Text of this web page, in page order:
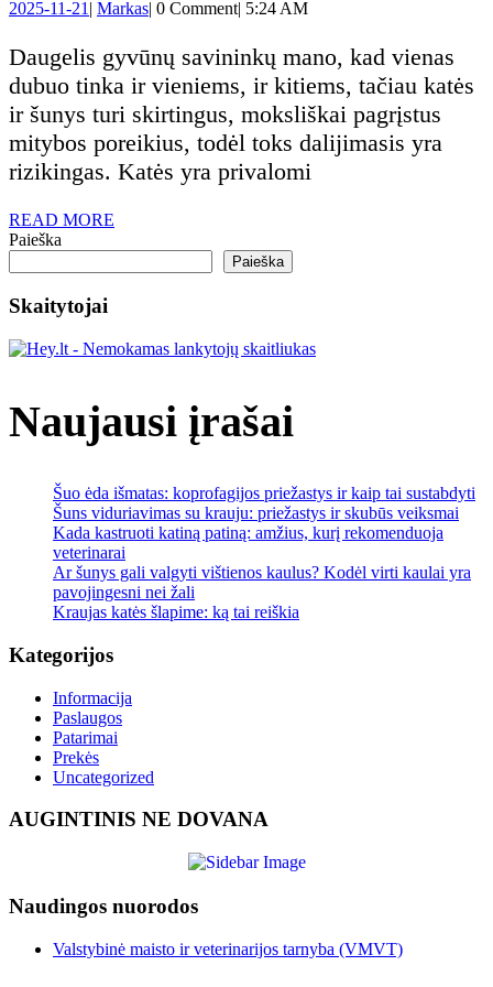
katę
ir
šunį
šerti
tuo
maistu:
tiesa,
kurią
turėtų
žinoti
kiekvienas
2025-11-21 2025-
| MarkasMarkas
| 0 Comment| 5:24 AM
Daugelis gyvūnų savininkų mano, kad vienas
dubuo tinka ir vieniems, ir kitiems, tačiau katės
ir šunys turi skirtingus, moksliškai pagrįstus
mitybos poreikius, todėl toks dalijimasis yra
rizikingas. Katės yra privalomi
READ MORE
Paieška
Paieška
Skaitytojai
Naujausi įrašai
Šuo ėda išmatas: koprofagijos priežastys ir kaip tai sustabdyti
Šuns viduriavimas su krauju: priežastys ir skubūs veiksmai
Kada kastruoti katiną patiną: amžius, kurį rekomenduoja
veterinarai
Ar šunys gali valgyti vištienos kaulus? Kodėl virti kaulai yra
pavojingesni nei žali
Kraujas katės šlapime: ką tai reiškia
Kategorijos
Informacija
Paslaugos
Patarimai
Prekės
Uncategorized
AUGINTINIS NE DOVANA
Naudingos nuorodos
Valstybinė maisto ir veterinarijos tarnyba (VMVT)